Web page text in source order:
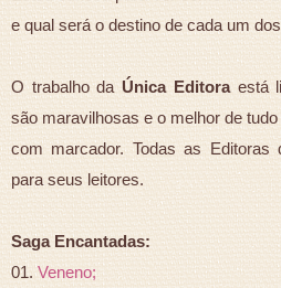
e qual será o destino de cada um
O trabalho daÚnica Editoraestá
são maravilhosas e o melhor de
com marcador. Todas as Editoras
para seus leitores.
Saga Encantadas:
01.Veneno;